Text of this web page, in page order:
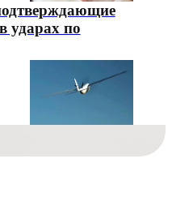
ударах по